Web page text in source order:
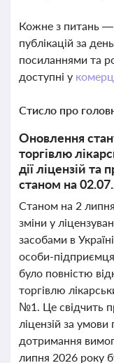
Кожне з питань —
публікацій за
посиланнями та
доступні у
Стисло про
Оновлення
торгівлю
дії ліцензій та
станом на
Станом на 2
зміни у
засобами в
особи-підприємця
було повністю
торгівлю
№1. Це свідчить
ліцензій за
дотримання
липня 2026 року